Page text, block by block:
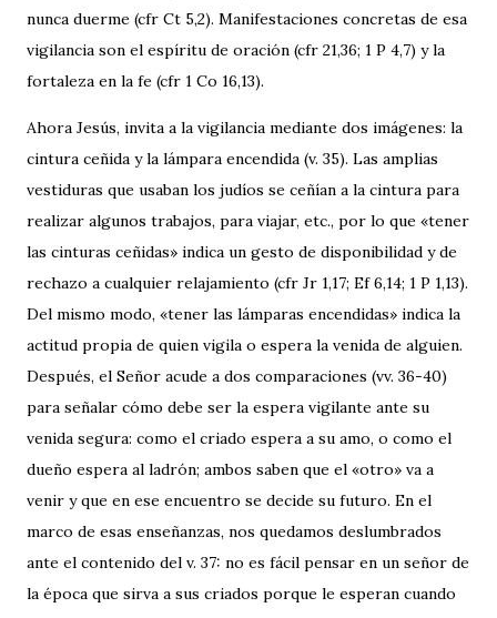
nunca duerme (cfr Ct 5,2). Manifestaciones concretas de esa
vigilancia son el espíritu de oración (cfr 21,36; 1 P 4,7) y la
fortaleza en la fe (cfr 1 Co 16,13).
Ahora Jesús, invita a la vigilancia mediante dos imágenes: la
cintura ceñida y la lámpara encendida (v. 35). Las amplias
vestiduras que usaban los judíos se ceñían a la cintura para
realizar algunos trabajos, para viajar, etc., por lo que «tener
las cinturas ceñidas» indica un gesto de disponibilidad y de
rechazo a cualquier relajamiento (cfr Jr 1,17; Ef 6,14; 1 P 1,13).
Del mismo modo, «tener las lámparas encendidas» indica la
actitud propia de quien vigila o espera la venida de alguien.
Después, el Señor acude a dos comparaciones (vv. 36-40)
para señalar cómo debe ser la espera vigilante ante su
venida segura: como el criado espera a su amo, o como el
dueño espera al ladrón; ambos saben que el «otro» va a
venir y que en ese encuentro se decide su futuro. En el
marco de esas enseñanzas, nos quedamos deslumbrados
ante el contenido del v. 37: no es fácil pensar en un señor de
la época que sirva a sus criados porque le esperan cuando